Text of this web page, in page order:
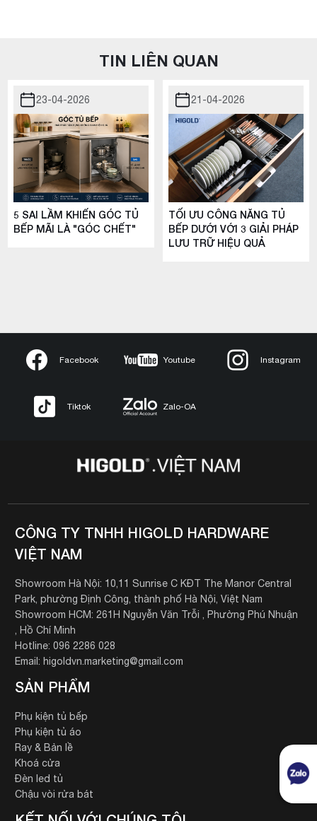
TIN LIÊN QUAN
23-04-2026
5 SAI LẦM KHIẾN GÓC TỦ
BẾP MÃI LÀ "GÓC CHẾT"
21-04-2026
TỐI ƯU CÔNG NĂNG TỦ
BẾP DƯỚI VỚI 3 GIẢI PHÁP
LƯU TRỮ HIỆU QUẢ
Facebook Youtube Instagram
Tiktok Zalo-OA
CÔNG TY TNHH HIGOLD HARDWARE
VIỆT NAM
Showroom Hà Nội: 10,11 Sunrise C KĐT The Manor Central
Park, phường Định Công, thành phố Hà Nội, Việt Nam
Showroom HCM: 261H Nguyễn Văn Trỗi , Phường Phú Nhuận
, Hồ Chí Minh
Hotline: 096 2286 028
Email: higoldvn.marketing@gmail.com
SẢN PHẨM
Phụ kiện tủ bếp
Phụ kiện tủ áo
Ray & Bản lề
Khoá cửa
Đèn led tủ
Chậu vòi rửa bát